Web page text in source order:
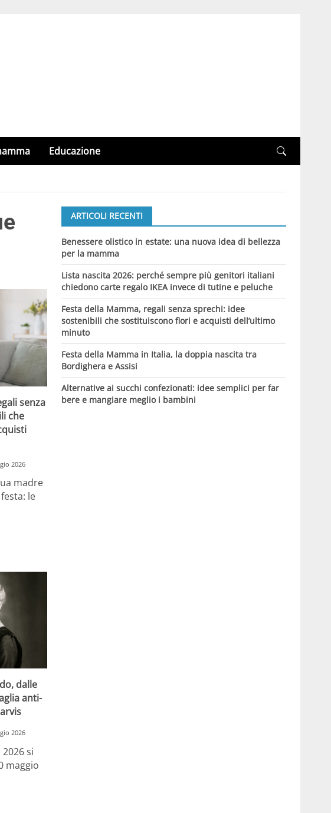
Educazione
senza
che
2026
madre
le
dalle
anti-
2026
si
maggio
ARTICOLI RECENTI
Benessere olistico in estate: una nuova idea di bellezza
per la mamma
Lista nascita 2026: perché sempre più genitori italiani
chiedono carte regalo IKEA invece di tutine e peluche
Festa della Mamma, regali senza sprechi: idee
sostenibili che sostituiscono fiori e acquisti dell’ultimo
minuto
Festa della Mamma in Italia, la doppia nascita tra
Bordighera e Assisi
Alternative ai succhi confezionati: idee semplici per far
bere e mangiare meglio i bambini